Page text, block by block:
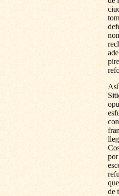
de